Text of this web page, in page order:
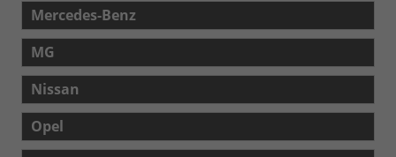
Mercedes-Benz
MG
Nissan
Opel